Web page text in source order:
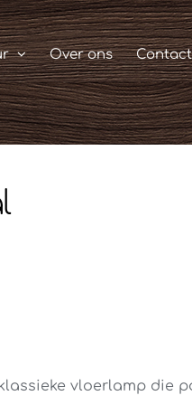
Over ons Contact
vloerlamp die